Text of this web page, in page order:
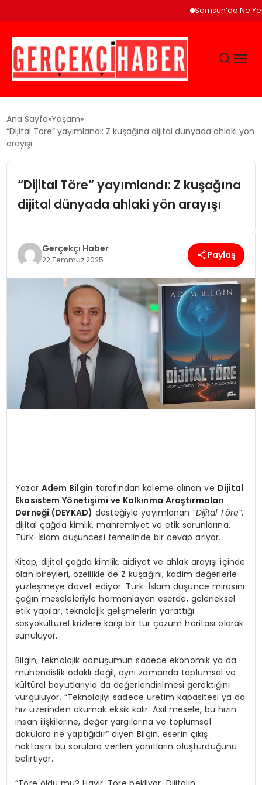
Samsun’da Ne Yenir?
GÜNCEL
EĞITIM
EKONOMI
SAĞLIK
YAŞAM
Ana Sayfa Yaşam
“Dijital Töre” yayımlandı: Z kuşağına dijital dünyada ahlaki yön
arayışı
“Dijital Töre” yayımlandı: Z kuşağına
dijital dünyada ahlaki yön arayışı
Gerçekçi Haber
22 Temmuz 2025 Paylaş
Yazar Adem Bilgin tarafından kaleme alınan ve Dijital
Ekosistem Yönetişimi ve Kalkınma Araştırmaları
Derneği (DEYKAD) desteğiyle yayımlanan “Dijital Töre”,
dijital çağda kimlik, mahremiyet ve etik sorunlarına,
Türk-İslam düşüncesi temelinde bir cevap arıyor.
Kitap, dijital çağda kimlik, aidiyet ve ahlak arayışı içinde
olan bireyleri, özellikle de Z kuşağını, kadim değerlerle
yüzleşmeye davet ediyor. Türk-İslam düşünce mirasını
çağın meseleleriyle harmanlayan eserde, geleneksel
etik yapılar, teknolojik gelişmelerin yarattığı
sosyokültürel krizlere karşı bir tür çözüm haritası olarak
sunuluyor.
Bilgin, teknolojik dönüşümün sadece ekonomik ya da
mühendislik odaklı değil, aynı zamanda toplumsal ve
kültürel boyutlarıyla da değerlendirilmesi gerektiğini
vurguluyor. “Teknolojiyi sadece üretim kapasitesi ya da
hız üzerinden okumak eksik kalır. Asıl mesele, bu hızın
insan ilişkilerine, değer yargılarına ve toplumsal
dokulara ne yaptığıdır” diyen Bilgin, eserin çıkış
noktasını bu sorulara verilen yanıtların oluşturduğunu
belirtiyor.